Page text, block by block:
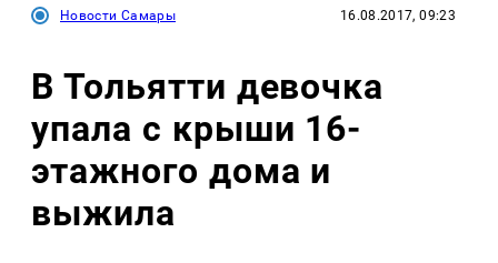
Новости Самары 16.08.2017, 09:23
В Тольятти девочка
упала с крыши 16-
этажного дома и
выжила